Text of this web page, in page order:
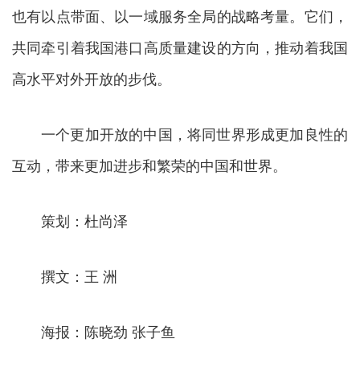
也有以点带面、以一域服务全局的战略考量。它们，
共同牵引着我国港口高质量建设的方向，推动着我国
高水平对外开放的步伐。
一个更加开放的中国，将同世界形成更加良性的
互动，带来更加进步和繁荣的中国和世界。
策划：杜尚泽
撰文：王 洲
海报：陈晓劲 张子鱼